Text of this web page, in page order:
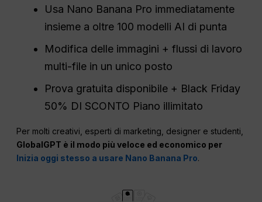
Usa Nano Banana Pro immediatamente
insieme a oltre 100 modelli AI di punta
Modifica delle immagini + flussi di lavoro
multi-file in un unico posto
Prova gratuita disponibile + Black Friday
50% DI SCONTO Piano illimitato
Per molti creativi, esperti di marketing, designer e studenti,
GlobalGPT è il modo più veloce ed economico per
Inizia oggi stesso a usare Nano Banana Pro.